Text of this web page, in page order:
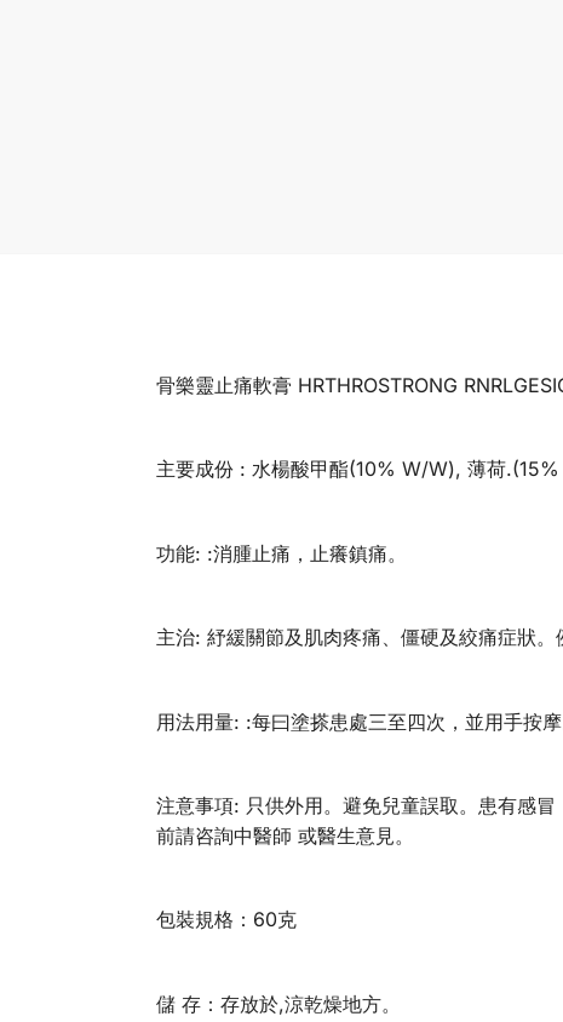
骨樂靈止痛軟膏 HRTHROSTRONG
主要成份 : 水楊酸甲酯(10% W/W), 薄荷
功能: :消腫止痛，止癢鎮痛。
主治: 紓緩關節及肌肉疼痛、僵硬及絞痛症狀
用法用量: :每曰塗搽患處三至四次，並用手按摩
注意事項: 只供外用。避免兒童誤取。患有感
前請咨詢中醫師 或醫生意見。
包裝規格：60克
儲 存：存放於,涼乾燥地方。